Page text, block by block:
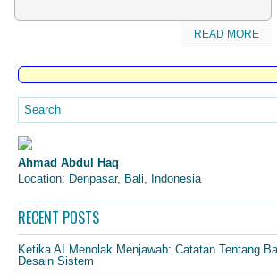
READ MORE
Ahmad Abdul Haq
Location: Denpasar, Bali, Indonesia
RECENT POSTS
Ketika AI Menolak Menjawab: Catatan Tentang
Desain Sistem